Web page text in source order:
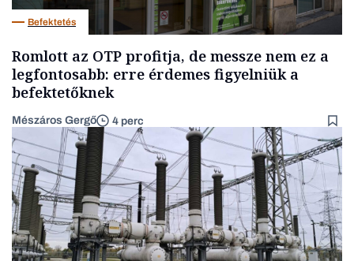
Befektetés
Romlott az OTP profitja, de messze nem ez a
legfontosabb: erre érdemes figyelniük a
befektetőknek
Mészáros Gergő 4 perc